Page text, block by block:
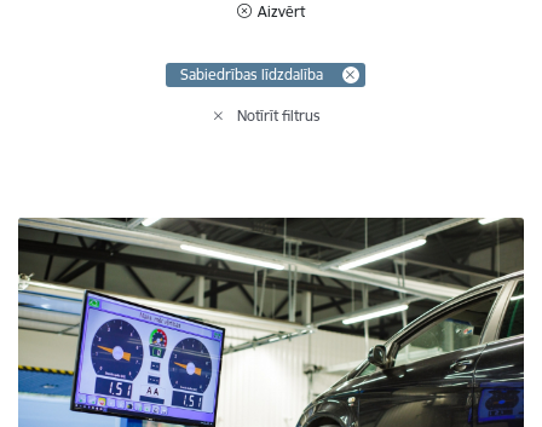
Aizvērt
Sabiedrības līdzdalība
Notīrīt filtrus